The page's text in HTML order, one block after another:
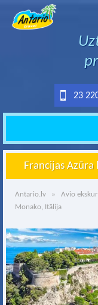
23
Francijas
Antario.lv » Avio
Monako, Itālija